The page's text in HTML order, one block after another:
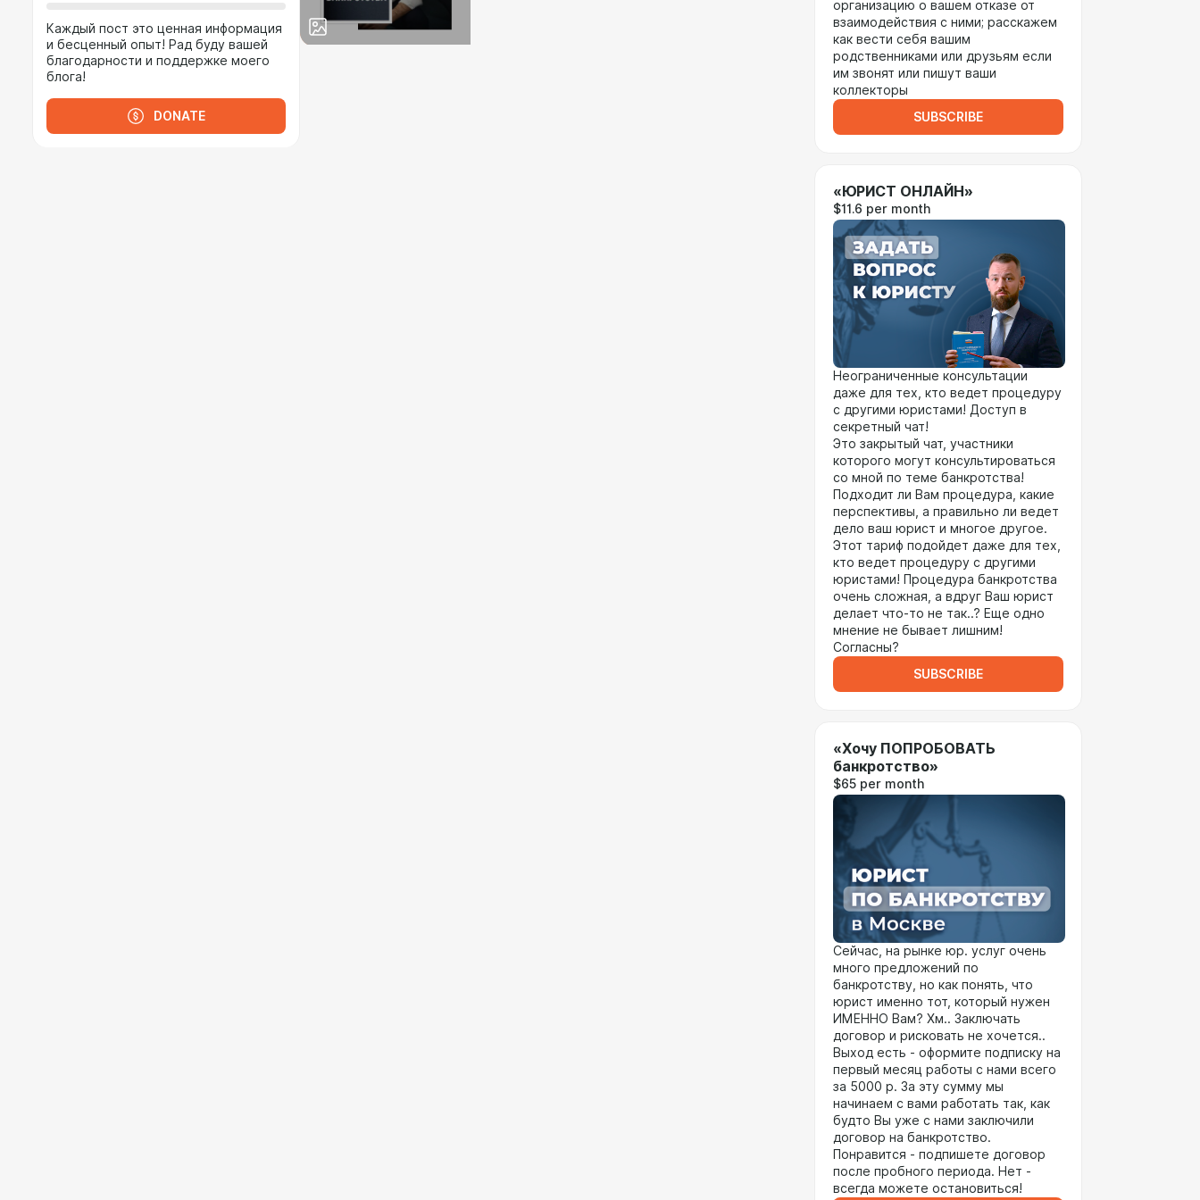
Каждый пост это ценная информация
и бесценный опыт! Рад буду вашей
благодарности и поддержке моего
блога!
DONATE
организацию о вашем отказе от
взаимодействия с ними; расскажем
как вести себя вашим
родственниками или друзьям если
им звонят или пишут ваши
коллекторы
SUBSCRIBE
«ЮРИСТ ОНЛАЙН»
$11.6 per month
Неограниченные консультации
даже для тех, кто ведет процедуру
с другими юристами! Доступ в
секретный чат!
Это закрытый чат, участники
которого могут консультироваться
со мной по теме банкротства!
Подходит ли Вам процедура, какие
перспективы, а правильно ли ведет
дело ваш юрист и многое другое.
Этот тариф подойдет даже для тех,
кто ведет процедуру с другими
юристами! Процедура банкротства
очень сложная, а вдруг Ваш юрист
делает что-то не так..? Еще одно
мнение не бывает лишним!
Согласны?
SUBSCRIBE
«Хочу ПОПРОБОВАТЬ
банкротство»
$65 per month
Сейчас, на рынке юр. услуг очень
много предложений по
банкротству, но как понять, что
юрист именно тот, который нужен
ИМЕННО Вам? Хм.. Заключать
договор и рисковать не хочется..
Выход есть - оформите подписку на
первый месяц работы с нами всего
за 5000 р. За эту сумму мы
начинаем с вами работать так, как
будто Вы уже с нами заключили
договор на банкротство.
Понравится - подпишете договор
после пробного периода. Нет -
всегда можете остановиться!